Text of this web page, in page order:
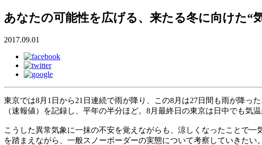
あなたの可能性を広げる、来たる冬に向けた“
2017.09.01
東京では8月1日から21日連続で雨が降り、この8月は27日間も雨が降っ
（速報値）を記録し、平年の半分ほど。8月最終日の東京は日中でも気
こうした異常気象に一抹の不安を覚えながらも、涼しくなったことで
を踏まえながら、一般スノーボーダーの実態について考察していきたい。